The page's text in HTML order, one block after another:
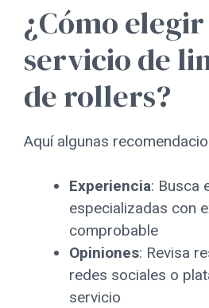
¿Cómo
servicio de
de rollers?
Aquí algunas
Experiencia: Busca
especializadas con
comprobable
Opiniones: Revisa
redes sociales o
servicio